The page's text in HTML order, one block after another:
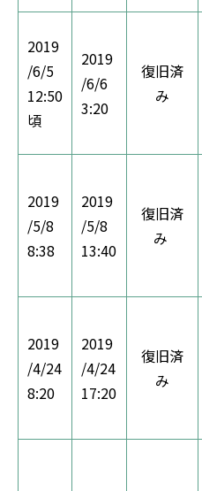
2019
/6/5
12:50
頃
2019
/6/6
3:20
復旧済
み
2019
/5/8
8:38
2019
/5/8
13:40
復旧済
み
2019
/4/24
8:20
2019
/4/24
17:20
復旧済
み